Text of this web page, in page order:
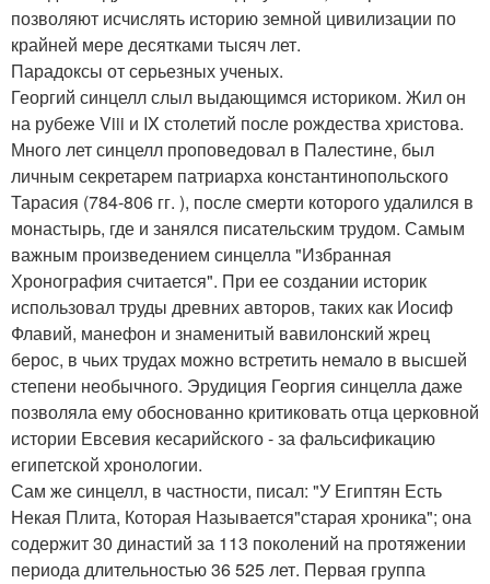
позволяют исчислять историю земной цивилизации по
крайней мере десятками тысяч лет.
Парадоксы от серьезных ученых.
Георгий синцелл слыл выдающимся историком. Жил он
на рубеже Viii и IX столетий после рождества христова.
Много лет синцелл проповедовал в Палестине, был
личным секретарем патриарха константинопольского
Тарасия (784-806 гг. ), после смерти которого удалился в
монастырь, где и занялся писательским трудом. Самым
важным произведением синцелла "Избранная
Хронография считается". При ее создании историк
использовал труды древних авторов, таких как Иосиф
Флавий, манефон и знаменитый вавилонский жрец
берос, в чьих трудах можно встретить немало в высшей
степени необычного. Эрудиция Георгия синцелла даже
позволяла ему обоснованно критиковать отца церковной
истории Евсевия кесарийского - за фальсификацию
египетской хронологии.
Сам же синцелл, в частности, писал: "У Египтян Есть
Некая Плита, Которая Называется"старая хроника"; она
содержит 30 династий за 113 поколений на протяжении
периода длительностью 36 525 лет. Первая группа